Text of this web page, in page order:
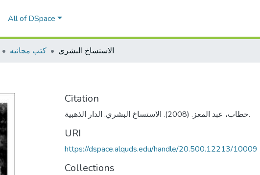
All of DSpace
كتب مجانيه الاسنساخ البشري
Citation
خطاب، عبد المعز. (2008). الاستساخ البشري. الدار الذهبية.
URI
https://dspace.alquds.edu/handle/20.500.12213/10009
Collections